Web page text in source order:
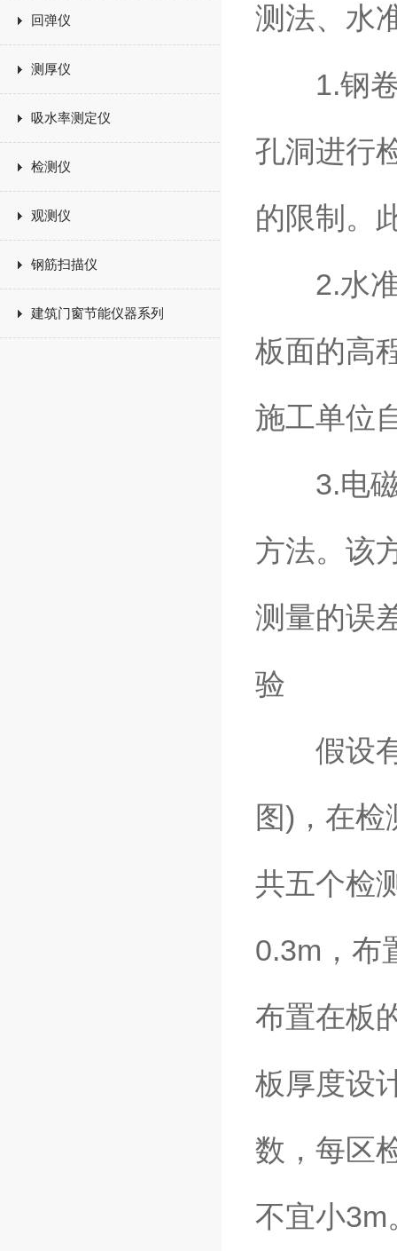
回弹仪
测厚仪
吸水率测定仪
检测仪
观测仪
钢筋扫描仪
建筑门窗节能仪器系列
测法、水
1.钢卷
孔洞进行
的限制。
2.水准
板面的高
施工单位
3.电磁
方法。该
测量的误
验
假设有
图)，在
共五个检
0.3m，布
布置在板
板厚度设
数，每区
不宜小3m